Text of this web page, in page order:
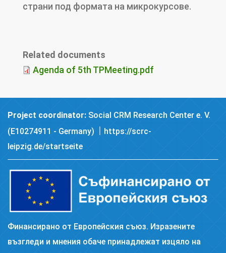
страни под формата на микрокурсове.
Related documents
Agenda of 5th TPMeeting.pdf
Project coordinator: Social CRM Research Center e. V.
(E10274911 - Germany) | https://scrc-
leipzig.de/startseite
Финансирано от Европейския съюз. Изразените
възгледи и мнения обаче принадлежат изцяло на